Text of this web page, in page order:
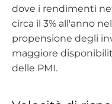
dove i rendimenti
circa il 3% all'anno
propensione degli
maggiore
delle PMI.